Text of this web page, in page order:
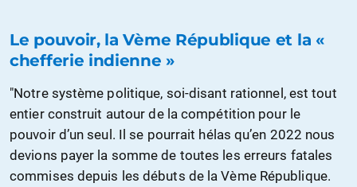
Le pouvoir, la Vème République et la «
chefferie indienne »
"Notre système politique, soi-disant rationnel, est tout
entier construit autour de la compétition pour le
pouvoir d’un seul. Il se pourrait hélas qu’en 2022 nous
devions payer la somme de toutes les erreurs fatales
commises depuis les débuts de la Vème République.